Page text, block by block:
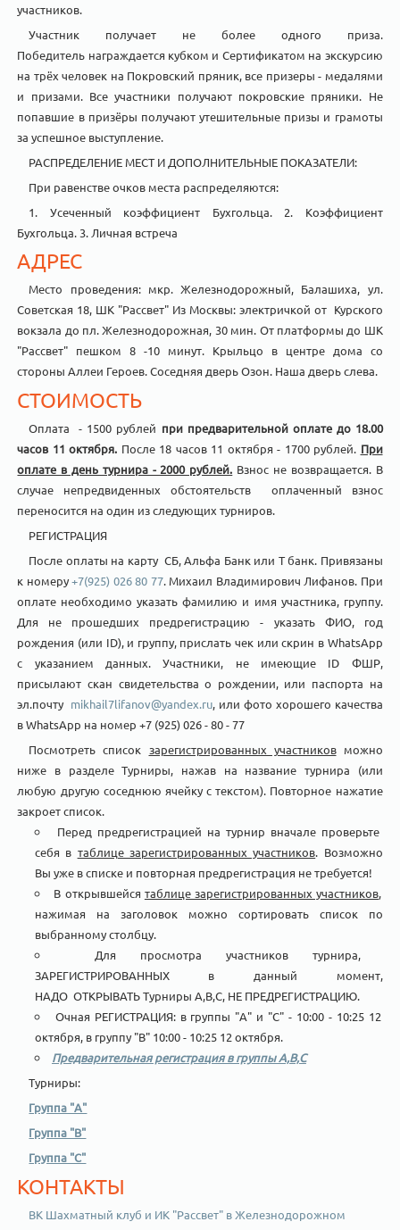
участников.
Участник получает не более одного приза.
Победитель награждается кубком и Сертификатом на экскурсию
на трёх человек на Покровский пряник, все призеры - медалями
и призами. Все участники получают покровские пряники. Не
попавшие в призёры получают утешительные призы и грамоты
за успешное выступление.
РАСПРЕДЕЛЕНИЕ МЕСТ И ДОПОЛНИТЕЛЬНЫЕ ПОКАЗАТЕЛИ:
При равенстве очков места распределяются:
1. Усеченный коэффициент Бухгольца. 2. Коэффициент
Бухгольца. 3. Личная встреча
АДРЕС
Место проведения: мкр. Железнодорожный, Балашиха, ул.
Советская 18, ШК "Рассвет" Из Москвы: электричкой от Курского
вокзала до пл. Железнодорожная, 30 мин. От платформы до ШК
"Рассвет" пешком 8 -10 минут. Крыльцо в центре дома со
стороны Аллеи Героев. Соседняя дверь Озон. Наша дверь слева.
СТОИМОСТЬ
Оплата - 1500 рублей при предварительной оплате до 18.00
часов 11 октября. После 18 часов 11 октября - 1700 рублей. При
оплате в день турнира - 2000 рублей. Взнос не возвращается. В
случае непредвиденных обстоятельств оплаченный взнос
переносится на один из следующих турниров.
РЕГИСТРАЦИЯ
После оплаты на карту СБ, Альфа Банк или Т банк. Привязаны
к номеру+7(925) 026 80 77. Михаил Владимирович Лифанов. При
оплате необходимо указать фамилию и имя участника, группу.
Для не прошедших предрегистрацию - указать ФИО, год
рождения (или ID), и группу, прислать чек или скрин в WhatsApp
c указанием данных. Участники, не имеющие ID ФШР,
присылают скан свидетельства о рождении, или паспорта на
эл.почту mikhail7lifanov@yandex.ru, или фото хорошего качества
в WhatsApp на номер +7 (925) 026 - 80 - 77
Посмотреть список зарегистрированных участниковможно
ниже в разделе Турниры, нажав на название турнира (или
любую другую соседнюю ячейку с текстом). Повторное нажатие
закроет список.
Перед предрегистрацией на турнир вначале проверьте
себя в таблице зарегистрированных участников. Возможно
Вы уже в списке и повторная предрегистрация не требуется!
В открывшейся таблице зарегистрированных участников,
нажимая на заголовок можно сортировать список по
выбранному столбцу.
Для просмотра участников турнира,
ЗАРЕГИСТРИРОВАННЫХ в данный момент,
НАДО ОТКРЫВАТЬ Турниры А,В,С, НЕ ПРЕДРЕГИСТРАЦИЮ.
Очная РЕГИСТРАЦИЯ: в группы "А" и "С" - 10:00 - 10:25 12
октября, в группу "В" 10:00 - 10:25 12 октября.
Предварительная регистрация в группы А,В,С
Турниры:
Группа "А"
Группа "В"
Группа "С"
КОНТАКТЫ
ВК Шахматный клуб и ИК "Рассвет" в Железнодорожном